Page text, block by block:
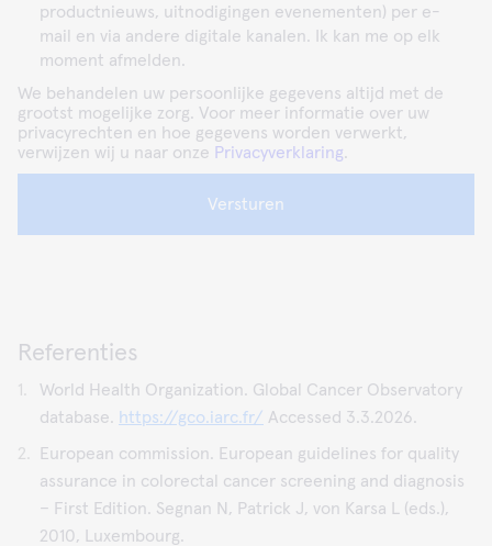
productnieuws, uitnodigingen evenementen) per e-
mail en via andere digitale kanalen. Ik kan me op elk
moment afmelden.
We behandelen uw persoonlijke gegevens altijd met de
grootst mogelijke zorg. Voor meer informatie over uw
privacyrechten en hoe gegevens worden verwerkt,
verwijzen wij u naar onze Privacyverklaring.
Versturen
Referenties
World Health Organization. Global Cancer Observatory
database. https://gco.iarc.fr/ Accessed 3.3.2026.
European commission. European guidelines for quality
assurance in colorectal cancer screening and diagnosis
– First Edition. Segnan N, Patrick J, von Karsa L (eds.),
2010, Luxembourg.